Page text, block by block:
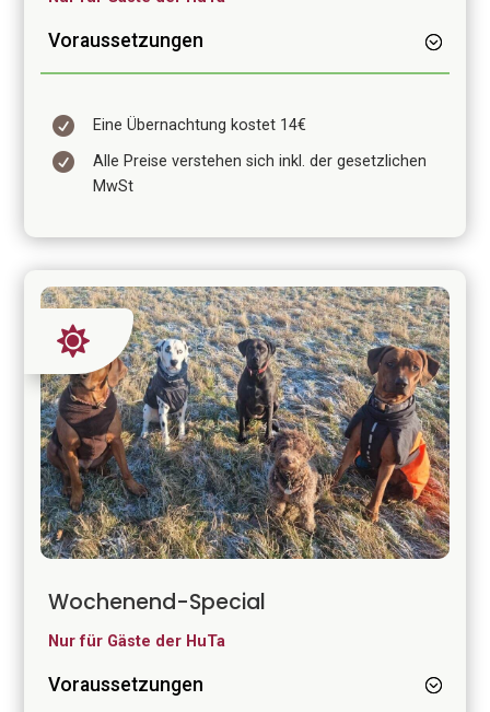
Voraussetzungen
 Eine Übernachtung kostet 14€

Alle Preise verstehen sich inkl. der gesetzlichen
MwSt

Wochenend-Special
Nur für Gäste der HuTa
Voraussetzungen